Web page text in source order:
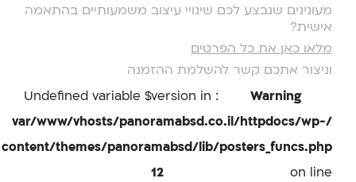
מעונינים שנבצע לכם שינויי עיצוב משמעותיים בהתאמה
אישית?
מלאו כאן את כל הפרטים
וניצור אתכם קשר להשלמת ההזמנה
Warning
: Undefined variable $version in
/var/www/vhosts/panoramabsd.co.il/httpdocs/wp-
content/themes/panoramabsd/lib/posters_funcs.php
on line
12